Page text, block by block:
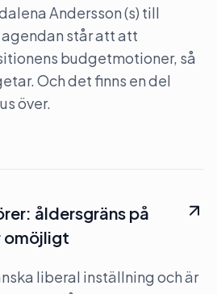
Andersson (s) till
står att att
budgetmotioner, så
Och det finns en del
över.
åldersgräns på
omöjligt
liberal inställning och är